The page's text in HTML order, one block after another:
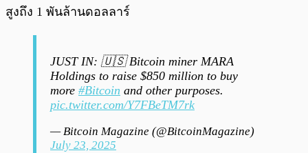
สูงถึง 1 พันล้านดอลลาร์
JUST IN: 🇺🇸 Bitcoin miner MARA
Holdings to raise $850 million to buy
more #Bitcoin and other purposes.
pic.twitter.com/Y7FBeTM7rk
— Bitcoin Magazine (@BitcoinMagazine)
July 23, 2025